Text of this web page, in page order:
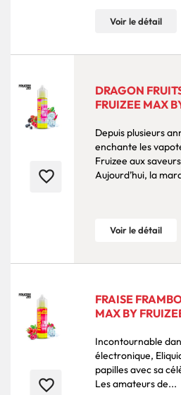
Voir le détail
favorite_border
DRAGON
FRUIZEE MAX
Depuis plusieurs
enchante les
Fruizee aux
Aujourd’hui, la
Voir le détail
favorite_border
FRAISE
MAX BY
Incontournable
électronique,
papilles avec sa
Les amateurs de...